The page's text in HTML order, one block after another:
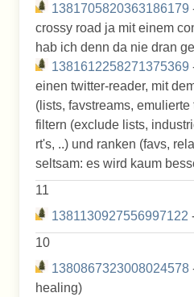
1381705820363186179
crossy road ja mit einem
hab ich denn da nie dran
1381612258271375369
einen twitter-reader, mit
(lists, favstreams,
filtern (exclude lists,
rt's, ..) und ranken (favs,
seltsam: es wird kaum
11
1381130927556997122
10
1380867323008024578
healing)